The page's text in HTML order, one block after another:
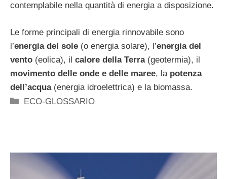
contemplabile nella quantità di energia a disposizione.
Le forme principali di energia rinnovabile sono
l’energia del sole (o energia solare), l’energia del
vento (eolica), il calore della Terra(geotermia), il
movimento delle onde e delle maree, la potenza
dell’acqua(energia idroelettrica) e la biomassa.
Categorie
ECO-GLOSSARIO